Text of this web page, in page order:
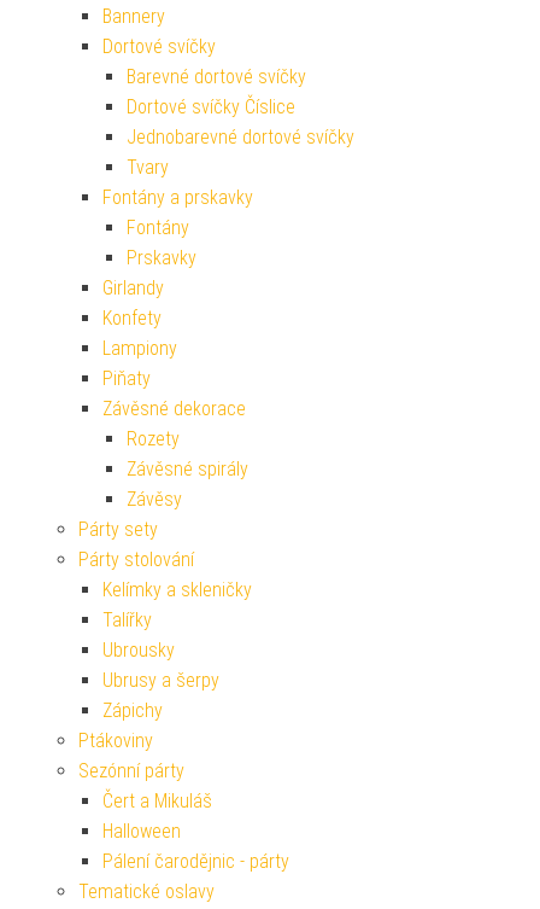
Bannery
Dortové svíčky
Barevné dortové svíčky
Dortové svíčky Číslice
Jednobarevné dortové svíčky
Tvary
Fontány a prskavky
Fontány
Prskavky
Girlandy
Konfety
Lampiony
Piňaty
Závěsné dekorace
Rozety
Závěsné spirály
Závěsy
Párty sety
Párty stolování
Kelímky a skleničky
Talířky
Ubrousky
Ubrusy a šerpy
Zápichy
Ptákoviny
Sezónní párty
Čert a Mikuláš
Halloween
Pálení čarodějnic - párty
Tematické oslavy